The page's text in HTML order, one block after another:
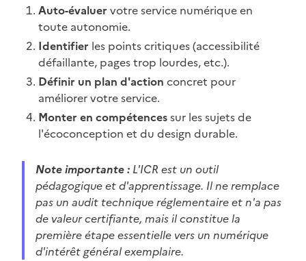
Auto-évaluer votre service numérique en
toute autonomie.
Identifier les points critiques (accessibilité
défaillante, pages trop lourdes, etc.).
Définir un plan d'action concret pour
améliorer votre service.
Monter en compétencessur les sujets de
l'écoconception et du design durable.
Note importante : L'ICR est un outil
pédagogique et d'apprentissage. Il ne remplace
pas un audit technique réglementaire et n'a pas
de valeur certifiante, mais il constitue la
première étape essentielle vers un numérique
d'intérêt général exemplaire.